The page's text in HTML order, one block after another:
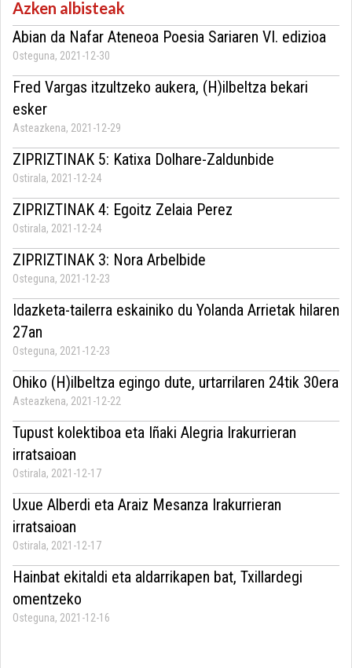
Azken albisteak
Abian da Nafar Ateneoa Poesia Sariaren VI. edizioa
Osteguna, 2021-12-30
Fred Vargas itzultzeko aukera, (H)ilbeltza bekari
esker
Asteazkena, 2021-12-29
ZIPRIZTINAK 5: Katixa Dolhare-Zaldunbide
Ostirala, 2021-12-24
ZIPRIZTINAK 4: Egoitz Zelaia Perez
Ostirala, 2021-12-24
ZIPRIZTINAK 3: Nora Arbelbide
Osteguna, 2021-12-23
Idazketa-tailerra eskainiko du Yolanda Arrietak hilaren
27an
Osteguna, 2021-12-23
Ohiko (H)ilbeltza egingo dute, urtarrilaren 24tik 30era
Asteazkena, 2021-12-22
Tupust kolektiboa eta Iñaki Alegria Irakurrieran
irratsaioan
Ostirala, 2021-12-17
Uxue Alberdi eta Araiz Mesanza Irakurrieran
irratsaioan
Ostirala, 2021-12-17
Hainbat ekitaldi eta aldarrikapen bat, Txillardegi
omentzeko
Osteguna, 2021-12-16